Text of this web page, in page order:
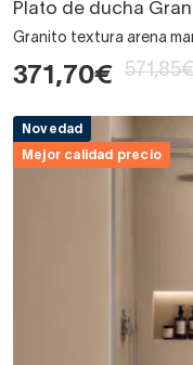
Plato de ducha
Granito textura arena
371,70€
Novedad
Mejor calidad precio